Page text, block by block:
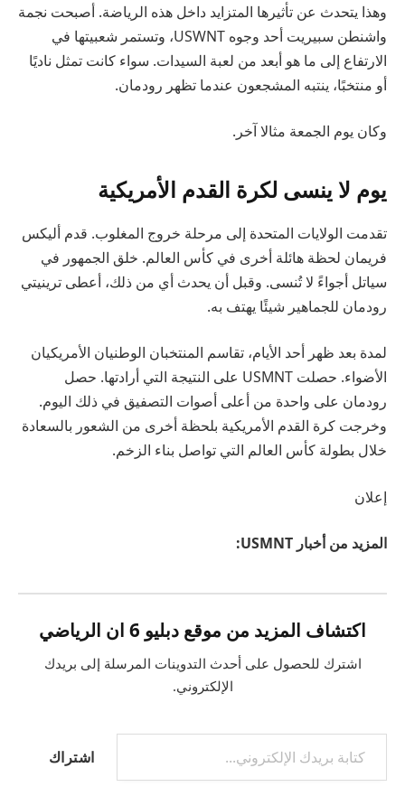
وهذا يتحدث عن تأثيرها المتزايد داخل هذه الرياضة. أصبحت نجمة
واشنطن سبيريت أحد وجوه USWNT، وتستمر شعبيتها في
الارتفاع إلى ما هو أبعد من لعبة السيدات. سواء كانت تمثل ناديًا
أو منتخبًا، ينتبه المشجعون عندما تظهر رودمان.
وكان يوم الجمعة مثالا آخر.
يوم لا ينسى لكرة القدم الأمريكية
تقدمت الولايات المتحدة إلى مرحلة خروج المغلوب. قدم أليكس
فريمان لحظة هائلة أخرى في كأس العالم. خلق الجمهور في
سياتل أجواءً لا تُنسى. وقبل أن يحدث أي من ذلك، أعطى ترينيتي
رودمان للجماهير شيئًا يهتف به.
لمدة بعد ظهر أحد الأيام، تقاسم المنتخبان الوطنيان الأمريكيان
الأضواء. حصلت USMNT على النتيجة التي أرادتها. حصل
رودمان على واحدة من أعلى أصوات التصفيق في ذلك اليوم.
وخرجت كرة القدم الأمريكية بلحظة أخرى من الشعور بالسعادة
خلال بطولة كأس العالم التي تواصل بناء الزخم.
إعلان
المزيد من أخبار USMNT:
اكتشاف المزيد من موقع دبليو 6 ان الرياضي
اشترك للحصول على أحدث التدوينات المرسلة إلى بريدك
الإلكتروني.
اشتراك